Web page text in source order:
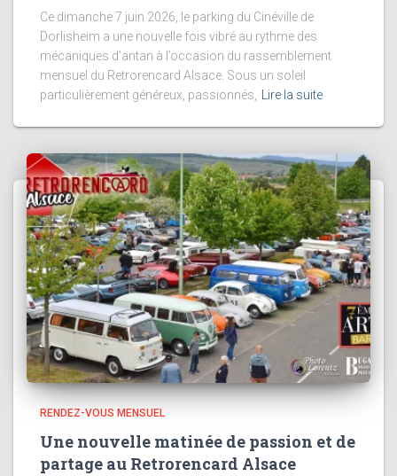
Ce dimanche 7 juin 2026, le parking du Cinéville de
Dorlisheim a une nouvelle fois vibré au rythme des
mécaniques d’antan à l’occasion du rassemblement
mensuel du Retrorencard Alsace. Sous un soleil
particulièrement généreux, passionnés, Lire la suite
RENDEZ-VOUS MENSUEL
Une nouvelle matinée de passion et de
partage au Retrorencard Alsace